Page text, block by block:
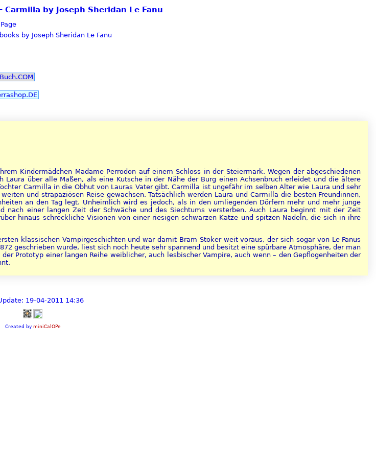
by Joseph Sheridan Le Fanu
by Joseph Sheridan Le Fanu
Kindermädchen Madame Perrodon auf einem Schloss in der Steiermark. Wegen der abgeschiedenen
über alle Maßen, als eine Kutsche in der Nähe der Burg einen Achsenbruch erleidet und die ältere
Carmilla in die Obhut von Lauras Vater gibt. Carmilla ist ungefähr im selben Alter wie Laura und sehr
und strapaziösen Reise gewachsen. Tatsächlich werden Laura und Carmilla die besten Freundinnen,
an den Tag legt. Unheimlich wird es jedoch, als in den umliegenden Dörfern mehr und mehr junge
nach einer langen Zeit der Schwäche und des Siechtums versterben. Auch Laura beginnt mit der Zeit
hinaus schreckliche Visionen von einer riesigen schwarzen Katze und spitzen Nadeln, die sich in ihre
klassischen Vampirgeschichten und war damit Bram Stoker weit voraus, der sich sogar von Le Fanus
geschrieben wurde, liest sich noch heute sehr spannend und besitzt eine spürbare Atmosphäre, der man
Prototyp einer langen Reihe weiblicher, auch lesbischer Vampire, auch wenn – den Gepflogenheiten der
19-04-2011 14:36
Created by miniCalOPe